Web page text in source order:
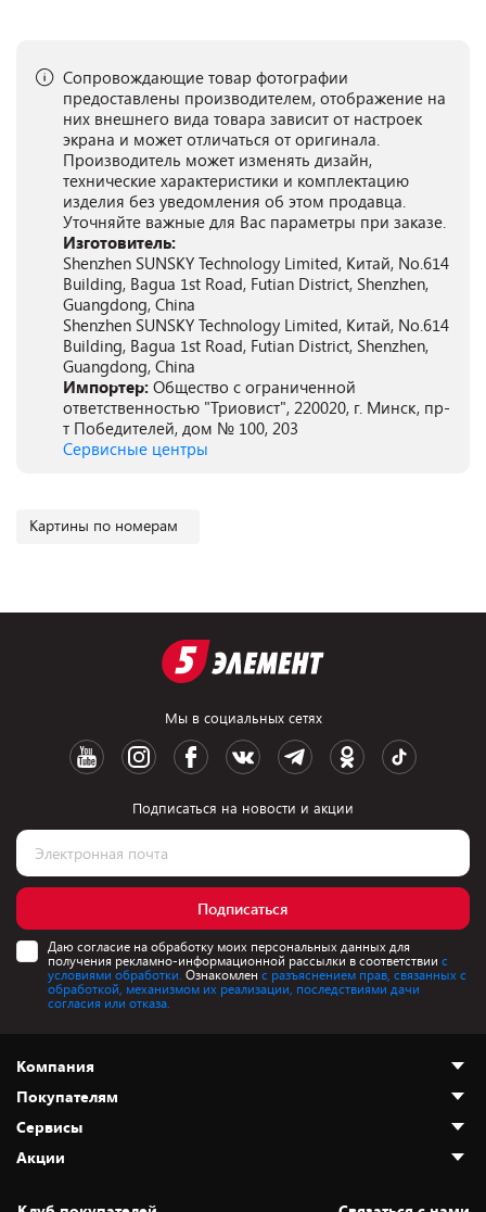
Сопровождающие товар фотографии
предоставлены производителем, отображение на
них внешнего вида товара зависит от настроек
экрана и может отличаться от оригинала.
Производитель может изменять дизайн,
технические характеристики и комплектацию
изделия без уведомления об этом продавца.
Уточняйте важные для Вас параметры при заказе.
Изготовитель:
Shenzhen SUNSKY Technology Limited, Китай, No.614
Building, Bagua 1st Road, Futian District, Shenzhen,
Guangdong, China
Shenzhen SUNSKY Technology Limited, Китай, No.614
Building, Bagua 1st Road, Futian District, Shenzhen,
Guangdong, China
Импортер: Общество с ограниченной
ответственностью "Триовист", 220020, г. Минск, пр-
т Победителей, дом № 100, 203
Сервисные центры
Картины по номерам
Мы в социальных сетях
Подписаться на новости и акции
Подписаться
Даю согласие на обработку моих персональных данных для
получения рекламно-информационной рассылки в соответствии с
условиями обработки. Ознакомлен с разъяснением прав, связанных с
обработкой, механизмом их реализации, последствиями дачи
согласия или отказа.
Компания
О нас
Адреса магазинов
Новости
Статьи и обзоры
Покупателям
Как сделать заказ
Оплата и доставка
Безналичный расчёт
Сервисы
Установка техники
Акции
Скидки и промокоды